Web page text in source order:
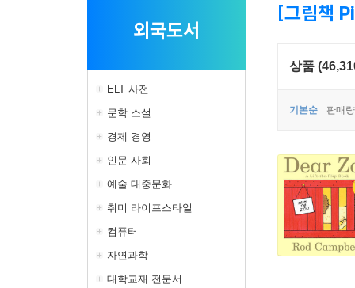
외국도서
ELT 사전
문학 소설
경제 경영
인문 사회
예술 대중문화
취미 라이프스타일
컴퓨터
자연과학
대학교재 전문서
[그림책
상품
기본순 판매